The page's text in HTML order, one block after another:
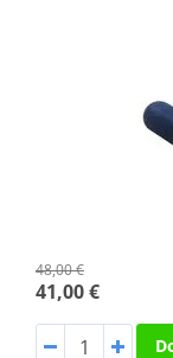
48,00 €
41,00 €